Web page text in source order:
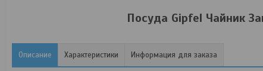
Посуда Gipfel Чайник
Описание Характеристики Информация для заказа